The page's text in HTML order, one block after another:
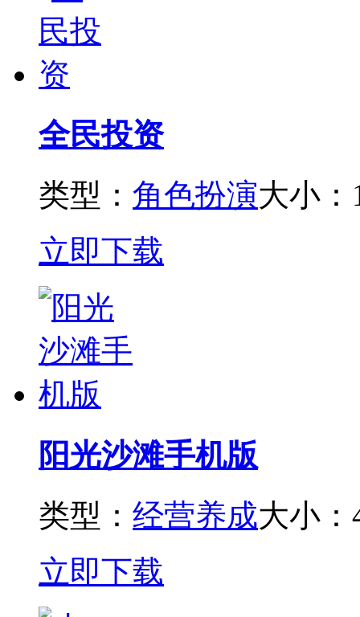
全民投资
类型： 角色扮演大小：
立即下载
阳光沙滩手机版
类型： 经营养成大小：
立即下载